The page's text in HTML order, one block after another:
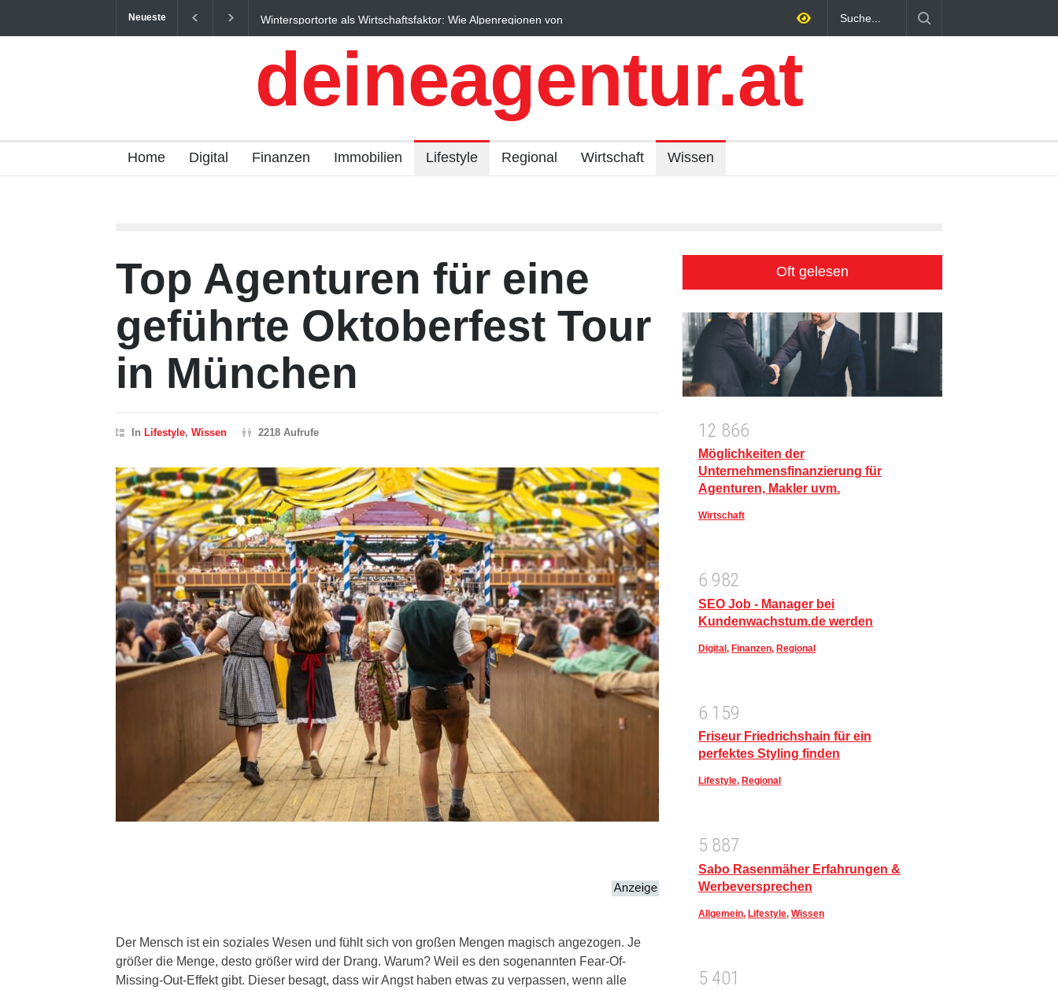
Neueste
Wintersportorte als Wirtschaftsfaktor: Wie Alpenregionen von
Qualitätstourismus profitieren
Regionalökonomie im digitalen Zeitalter: Warum lokale
Expertise Unternehmen nachhaltiger wachsen lässt
Altbau Haus kaufen: Unterschiede
und Österreich einfach erklärt
deineagentur.at
Home Digital Finanzen Immobilien Lifestyle Regional Wirtschaft Wissen
Top Agenturen für eine
geführte Oktoberfest Tour
in München
In Lifestyle, Wissen 2218 Aufrufe
Der Mensch ist ein soziales Wesen und fühlt sich von großen Mengen magisch angezogen. Je
größer die Menge, desto größer wird der Drang. Warum? Weil es den sogenannten Fear-Of-
Missing-Out-Effekt gibt. Dieser besagt, dass wir Angst haben etwas zu verpassen, wenn alle
Oft gelesen
1 2 866
Möglichkeiten der
Unternehmensfinanzierung für
Agenturen, Makler uvm.
Wirtschaft
6 982
SEO Job - Manager bei
Kundenwachstum.de werden
Digital , Finanzen, Regional
6 1 59
Friseur Friedrichshain für ein
perfektes Styling finden
Lifestyle, Regional
5 887
Sabo Rasenmäher Erfahrungen &
Werbeversprechen
Allgemein, Lifestyle, Wissen
5 401